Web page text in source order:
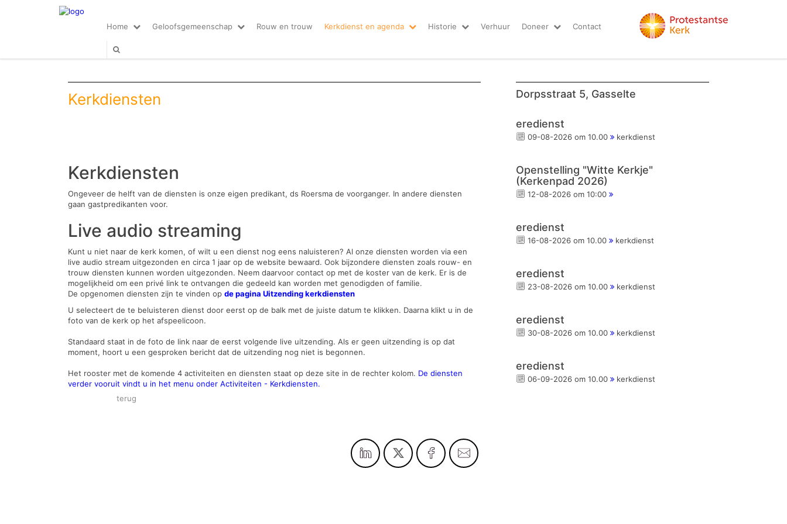
Home Geloofsgemeenschap Rouw en trouw Kerkdienst en agenda Historie Verhuur Doneer Contact
Kerkdiensten
Kerkdiensten
Ongeveer de helft van de diensten is onze eigen predikant, ds Roersma de voorganger. In andere diensten
gaan gastpredikanten voor.
Live audio streaming
Kunt u niet naar de kerk komen, of wilt u een dienst nog eens naluisteren? Al onze diensten worden via een
live audio stream uitgezonden en circa 1 jaar op de website bewaard. Ook bijzondere diensten zoals rouw- en
trouw diensten kunnen worden uitgezonden. Neem daarvoor contact op met de koster van de kerk. Er is de
mogelijkheid om een privé link te ontvangen die gedeeld kan worden met genodigden of familie.
De opgenomen diensten zijn te vinden op de pagina Uitzending kerkdiensten
U selecteert de te beluisteren dienst door eerst op de balk met de juiste datum te klikken. Daarna klikt u in de
foto van de kerk op het afspeelicoon.
Standaard staat in de foto de link naar de eerst volgende live uitzending. Als er geen uitzending is op dat
moment, hoort u een gesproken bericht dat de uitzending nog niet is begonnen.
Het rooster met de komende 4 activiteiten en diensten staat op deze site in de rechter kolom. De diensten
verder vooruit vindt u in het menu onder Activiteiten - Kerkdiensten.
terug
Dorpsstraat 5, Gasselte
eredienst
09-08-2026 om 10.00 kerkdienst
Openstelling "Witte Kerkje"
(Kerkenpad 2026)
12-08-2026 om 10:00
eredienst
16-08-2026 om 10.00 kerkdienst
eredienst
23-08-2026 om 10.00 kerkdienst
eredienst
30-08-2026 om 10.00 kerkdienst
eredienst
06-09-2026 om 10.00 kerkdienst